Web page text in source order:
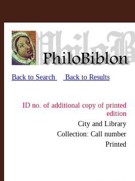
Back to Search Back to Results
ID no. of additional copy of printed
edition
City and Library
Collection: Call number
Printed